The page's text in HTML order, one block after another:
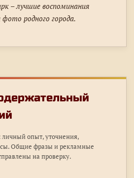
– лучшие воспоминания
родного города.
опыт, уточнения,
Общие фразы и рекламные
на проверку.